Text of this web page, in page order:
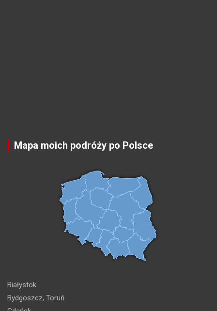
Mapa moich podróży po Polsce
Białystok
Bydgoszcz, Toruń